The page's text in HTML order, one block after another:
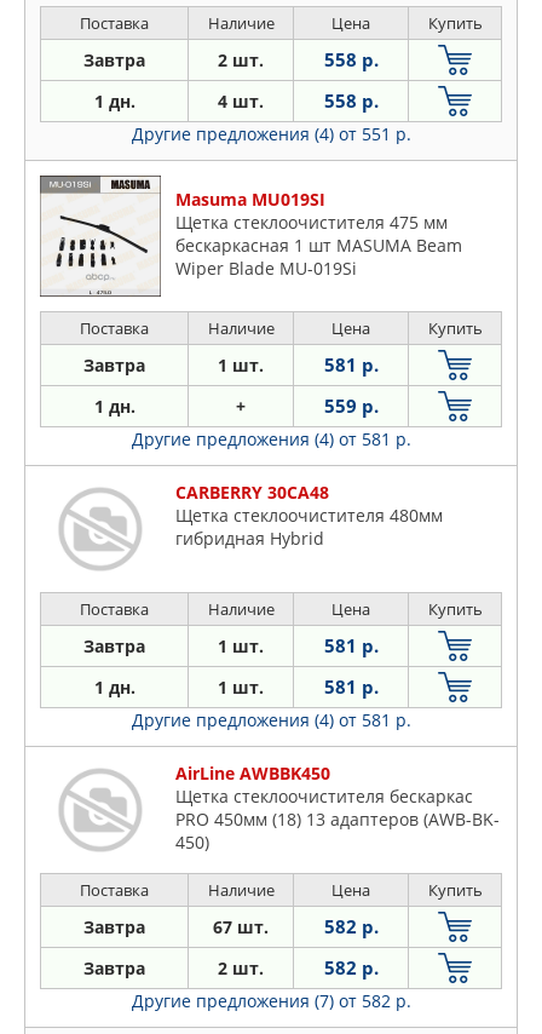
Поставка Наличие Цена Купить
Завтра 2 шт. 558 р.
1 дн. 4 шт. 558 р.
Другие предложения (4) от 551 р.
Masuma MU019SI
Щетка стеклоочистителя 475 мм
бескаркасная 1 шт MASUMA Beam
Wiper Blade MU-019Si
Поставка Наличие Цена Купить
Завтра 1 шт. 581 р.
1 дн. + 559 р.
Другие предложения (4) от 581 р.
CARBERRY 30CA48
Щетка стеклоочистителя 480мм
гибридная Hybrid
Поставка Наличие Цена Купить
Завтра 1 шт. 581 р.
1 дн. 1 шт. 581 р.
Другие предложения (4) от 581 р.
AirLine AWBBK450
Щетка стеклоочистителя бескаркас
PRO 450мм (18) 13 адаптеров (AWB-BK-
450)
Поставка Наличие Цена Купить
Завтра 67 шт. 582 р.
Завтра 2 шт. 582 р.
Другие предложения (7) от 582 р.